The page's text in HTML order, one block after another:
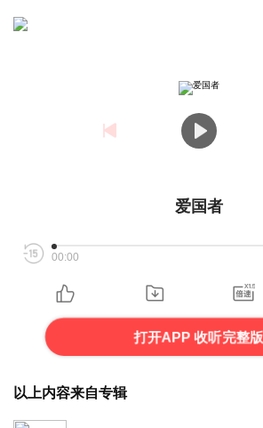
爱国者
00:00
打开APP 收听完整版
以上内容来自专辑